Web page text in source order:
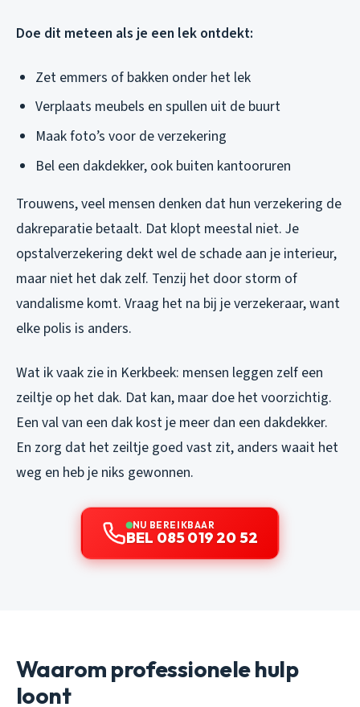
Doe dit meteen als je een lek ontdekt:
Zet emmers of bakken onder het lek
Verplaats meubels en spullen uit de buurt
Maak foto’s voor de verzekering
Bel een dakdekker, ook buiten kantooruren
Trouwens, veel mensen denken dat hun verzekering de
dakreparatie betaalt. Dat klopt meestal niet. Je
opstalverzekering dekt wel de schade aan je interieur,
maar niet het dak zelf. Tenzij het door storm of
vandalisme komt. Vraag het na bij je verzekeraar, want
elke polis is anders.
Wat ik vaak zie in Kerkbeek: mensen leggen zelf een
zeiltje op het dak. Dat kan, maar doe het voorzichtig.
Een val van een dak kost je meer dan een dakdekker.
En zorg dat het zeiltje goed vast zit, anders waait het
weg en heb je niks gewonnen.
NU BEREIKBAAR
BEL 085 019 20 52
Waarom professionele hulp
loont